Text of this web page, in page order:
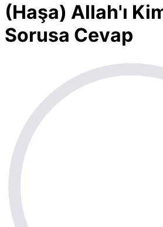
(Haşa) Allah'ı
Sorusa Cevap